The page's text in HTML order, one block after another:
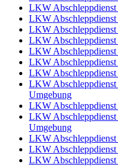
LKW
LKW
LKW
LKW
LKW
LKW Abschleppdienst
LKW
LKW Abschleppdienst
Umgebung
LKW
LKW
Umgebung
LKW
LKW
LKW